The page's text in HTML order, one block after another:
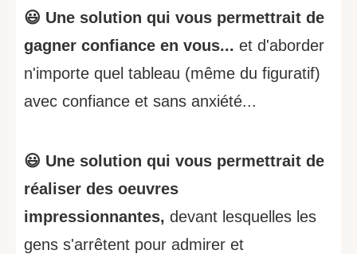
😃 Une solution qui vous permettrait de
gagner confiance en vous... et d'aborder
n'importe quel tableau (même du figuratif)
avec confiance et sans anxiété...
😃 Une solution qui vous permettrait de
réaliser des oeuvres
impressionnantes, devant lesquelles les
gens s'arrêtent pour admirer et